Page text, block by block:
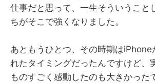
仕事だと思って、一生そういうこと
ちがそこで強くなりました。
あともうひとつ、その時期はiPhone
れたタイミングだったんですけど、
ものすごく感動したのも大きかった